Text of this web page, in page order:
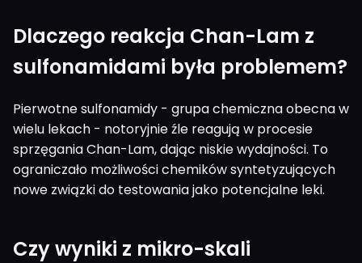
Dlaczego reakcja Chan-Lam z
sulfonamidami była problemem?
Pierwotne sulfonamidy - grupa chemiczna obecna w
wielu lekach - notoryjnie źle reagują w procesie
sprzęgania Chan-Lam, dając niskie wydajności. To
ograniczało możliwości chemików syntetyzujących
nowe związki do testowania jako potencjalne leki.
Czy wyniki z mikro-skali